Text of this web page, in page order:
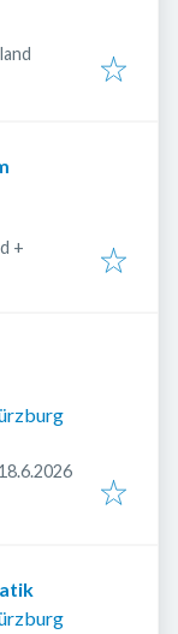
+
Veröffentlicht
18.6.2026